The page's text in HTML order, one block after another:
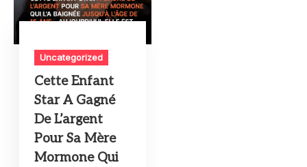
Uncategorized
Cette Enfant
Star A Gagné
De L’argent
Pour Sa Mère
Mormone Qui